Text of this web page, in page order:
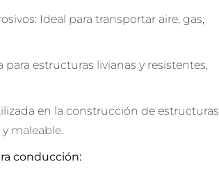
Ideal para transportar aire, gas,
estructuras livianas y resistentes,
en la construcción de estructuras
maleable.
conducción: